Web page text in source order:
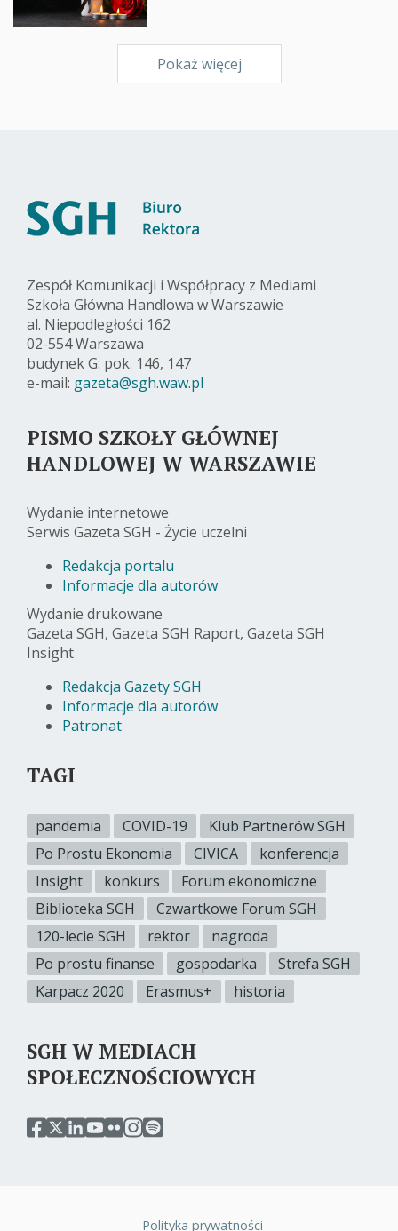
Pokaż więcej
Zespół Komunikacji i Współpracy z Mediami
Szkoła Główna Handlowa w Warszawie
al. Niepodległości 162
02-554 Warszawa
budynek G: pok. 146, 147
e-mail: gazeta@sgh.waw.pl
PISMO SZKOŁY GŁÓWNEJ
HANDLOWEJ W WARSZAWIE
Wydanie internetowe
Serwis Gazeta SGH - Życie uczelni
Redakcja portalu
Informacje dla autorów
Wydanie drukowane
Gazeta SGH, Gazeta SGH Raport, Gazeta SGH
Insight
Redakcja Gazety SGH
Informacje dla autorów
Patronat
TAGI
pandemia COVID-19
Klub Partnerów SGH
Po Prostu Ekonomia
CIVICA
konferencja
Insight
konkurs
Forum ekonomiczne
Biblioteka SGH
Czwartkowe Forum SGH
120-lecie SGH
rektor
nagroda
Po prostu finanse
gospodarka
Strefa SGH
Karpacz 2020
Erasmus+ historia
SGH W MEDIACH
SPOŁECZNOŚCIOWYCH
przejdź
przejdź
przejdź
przejdź
przejdź
przejdźprzejdź
Polityka prywatności